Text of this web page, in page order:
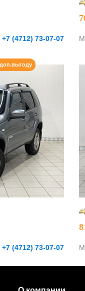
+7 (4712) 73-07-07
доп.выгоду
+7 (4712) 73-07-07